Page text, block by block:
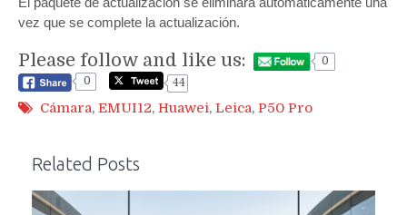
vez que se complete la actualización.
Please follow and like us:
0
0
44
Cámara, EMUI12, Huawei, Leica, P50 Pro
Related Posts